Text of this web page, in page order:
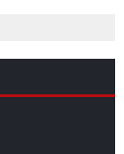
як